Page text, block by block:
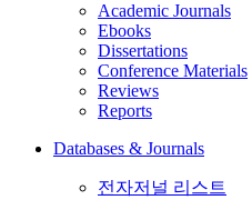
Academic Journals
Ebooks
Dissertations
Conference Materials
Reviews
Reports
Databases & Journals
전자저널 리스트